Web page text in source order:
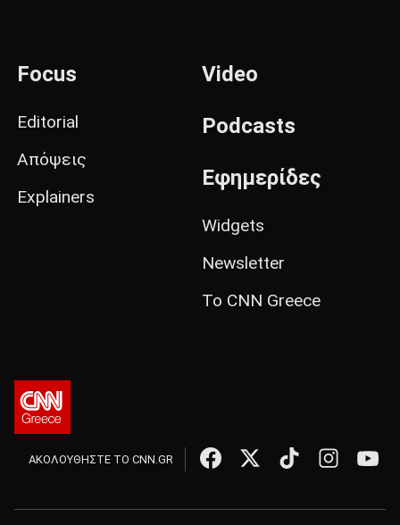
Focus
Editorial
Απόψεις
Explainers
Video
Podcasts
Εφημερίδες
Widgets
Newsletter
Το CNN Greece
ΑΚΟΛΟΥΘΗΣΤΕ ΤΟ CNN.GR